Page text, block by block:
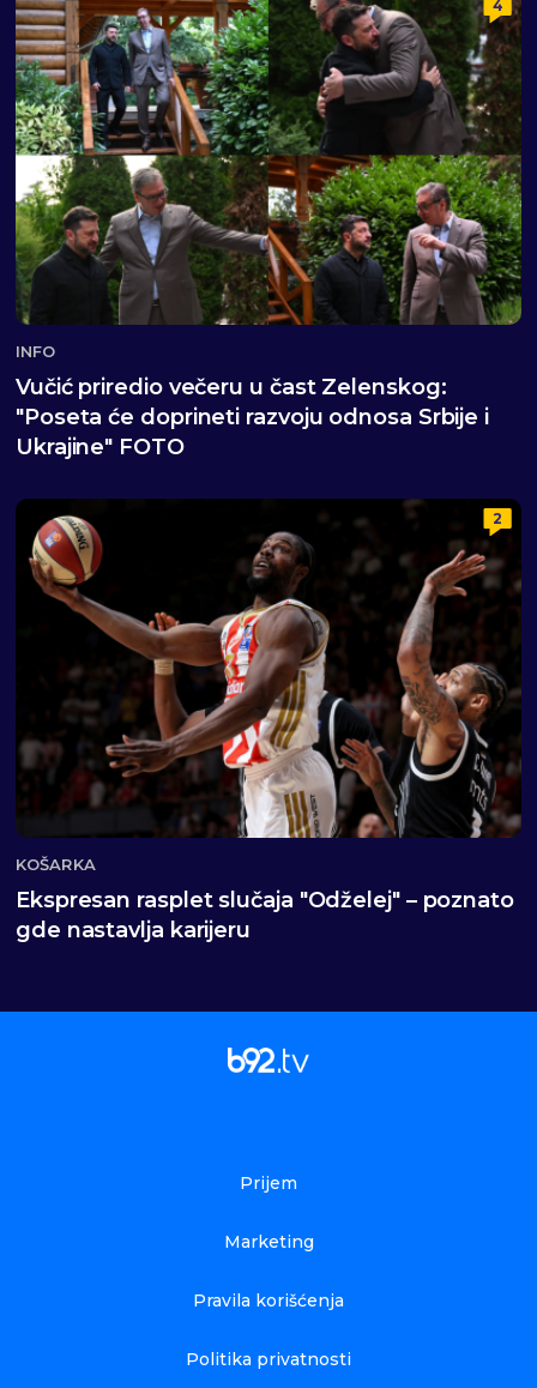
4
INFO
Vučić priredio večeru u čast Zelenskog:
"Poseta će doprineti razvoju odnosa Srbije i
Ukrajine" FOTO
2
KOŠARKA
Ekspresan rasplet slučaja "Odželej" – poznato
gde nastavlja karijeru
Prijem
Marketing
Pravila korišćenja
Politika privatnosti